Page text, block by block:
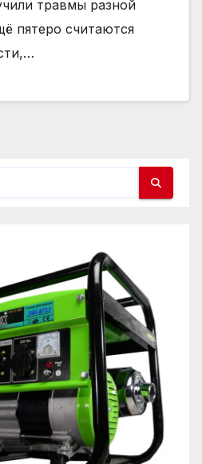
травмы разной
пятеро считаются